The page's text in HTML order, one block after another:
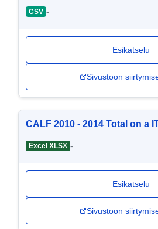
CSV -
Esikatselu
Sivustoon
CALF 2010 - 2014 Total on a
Excel XLSX -
Esikatselu
Sivustoon